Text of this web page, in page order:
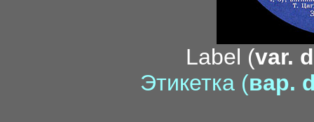
Label (var.
Этикетка (вар.